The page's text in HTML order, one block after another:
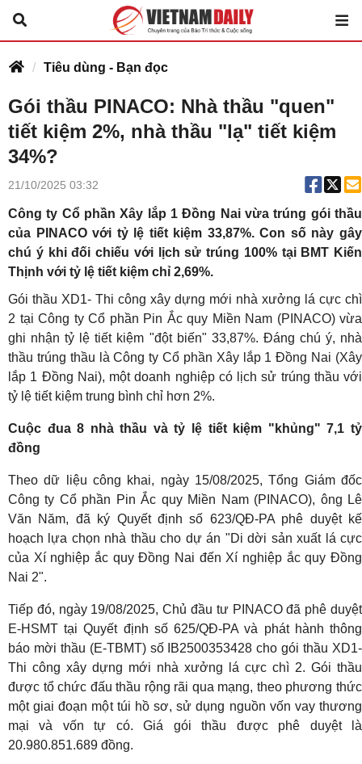
Tiêu dùng - Bạn đọc
Gói thầu PINACO: Nhà thầu "quen"
tiết kiệm 2%, nhà thầu "lạ" tiết kiệm
34%?
21/10/2025 03:32
Công ty Cổ phần Xây lắp 1 Đồng Nai vừa trúng gói thầu
của PINACO với tỷ lệ tiết kiệm 33,87%. Con số này gây
chú ý khi đối chiếu với lịch sử trúng 100% tại BMT Kiến
Thịnh với tỷ lệ tiết kiệm chỉ 2,69%.
Gói thầu XD1- Thi công xây dựng mới nhà xưởng lá cực chì
2 tại Công ty Cổ phần Pin Ắc quy Miền Nam (PINACO) vừa
ghi nhận tỷ lệ tiết kiệm "đột biến" 33,87%. Đáng chú ý, nhà
thầu trúng thầu là Công ty Cổ phần Xây lắp 1 Đồng Nai (Xây
lắp 1 Đồng Nai), một doanh nghiệp có lịch sử trúng thầu với
tỷ lệ tiết kiệm trung bình chỉ hơn 2%.
Cuộc đua 8 nhà thầu và tỷ lệ tiết kiệm "khủng" 7,1 tỷ
đồng
Theo dữ liệu công khai, ngày 15/08/2025, Tổng Giám đốc
Công ty Cổ phần Pin Ắc quy Miền Nam (PINACO), ông Lê
Văn Năm, đã ký Quyết định số 623/QĐ-PA phê duyệt kế
hoạch lựa chọn nhà thầu cho dự án "Di dời sản xuất lá cực
của Xí nghiệp ắc quy Đồng Nai đến Xí nghiệp ắc quy Đồng
Nai 2".
Tiếp đó, ngày 19/08/2025, Chủ đầu tư PINACO đã phê duyệt
E-HSMT tại Quyết định số 625/QĐ-PA và phát hành thông
báo mời thầu (E-TBMT) số IB2500353428 cho gói thầu XD1-
Thi công xây dựng mới nhà xưởng lá cực chì 2. Gói thầu
được tổ chức đấu thầu rộng rãi qua mạng, theo phương thức
một giai đoạn một túi hồ sơ, sử dụng nguồn vốn vay thương
mại và vốn tự có. Giá gói thầu được phê duyệt là
20.980.851.689 đồng.